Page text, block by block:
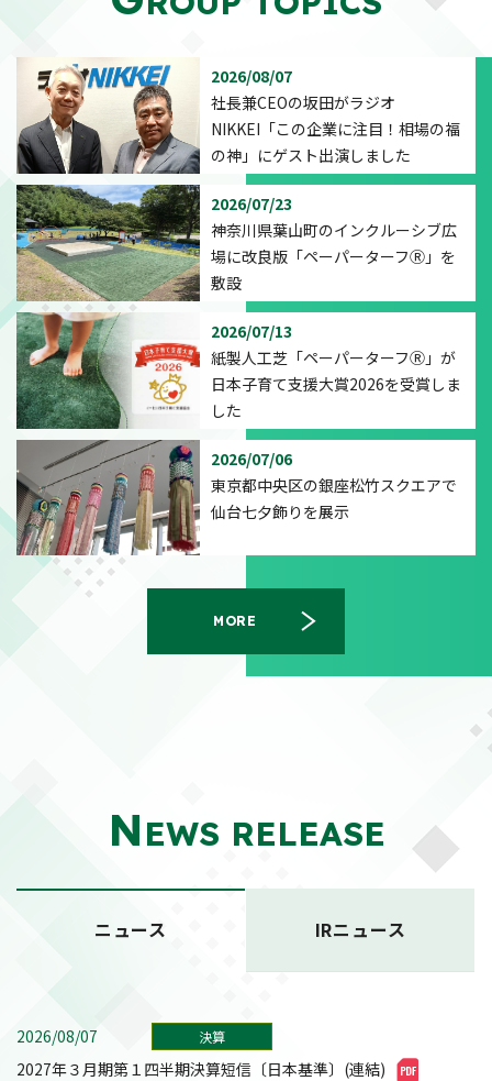
MORE
2026/08/07
社長兼CEOの坂田がラジオ
NIKKEI「この企業に注目！相場の福
の神」にゲスト出演しました
2026/07/23
神奈川県葉山町のインクルーシブ広
場に改良版「ペーパーターフⓇ」を
敷設
2026/07/13
紙製人工芝「ペーパーターフⓇ」が
日本子育て支援大賞2026を受賞しま
した
2026/07/06
東京都中央区の銀座松竹スクエアで
仙台七夕飾りを展示
NEWS RELEASE
ニュース IRニュース
2026/08/07 決算
2027年３月期第１四半期決算短信〔日本基準〕(連結)